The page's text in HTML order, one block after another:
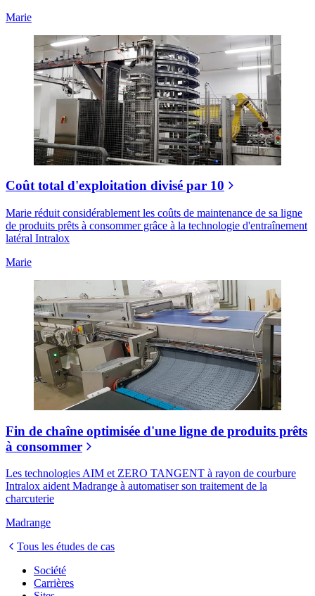
Marie
Coût total d'exploitation divisé par 10
Marie réduit considérablement les coûts de maintenance de sa ligne
de produits prêts à consommer grâce à la technologie d'entraînement
latéral Intralox
Marie
Fin de chaîne optimisée d'une ligne de produits prêts
à consommer
Les technologies AIM et ZERO TANGENT à rayon de courbure
Intralox aident Madrange à automatiser son traitement de la
charcuterie
Madrange
Tous les études de cas
Société
Carrières